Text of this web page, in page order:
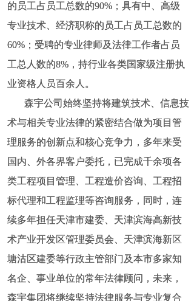
的员工占员工总数的90%；具有中、高级
专业技术、经济职称的员工占员工总数的
60%；受聘的专业律师及法律工作者占员
工总人数的8%，持行业各类国家级注册执
业资格人员百余人。
森宇公司始终坚持将建筑技术、信息技
术与相关专业法律的紧密结合做为项目管
理服务的创新点和核心竞争力，多年来受
国内、外各界客户委托，已完成千余项各
类工程项目管理、工程造价咨询、工程招
标代理和工程监理等咨询服务，同时，连
续多年担任天津市建委、天津滨海高新技
术产业开发区管理委员会、天津滨海新区
塘沽区建委等行政主管部门及本市多家知
名企、事业单位的常年法律顾问，未来，
森宇集团将继续坚持法律服务与专业复合
的员工占员工总数的90%；具有中、高级
专业技术、经济职称的员工占员工总数的
60%；受聘的专业律师及法律工作者占员
工总人数的8%，持行业各类国家级注册执
业资格人员百余人。
森宇公司始终坚持将建筑技术、信息技
术与相关专业法律的紧密结合做为项目管
理服务的创新点和核心竞争力，多年来受
国内、外各界客户委托，已完成千余项各
类工程项目管理、工程造价咨询、工程招
标代理和工程监理等咨询服务，同时，连
续多年担任天津市建委、天津滨海高新技
术产业开发区管理委员会、天津滨海新区
塘沽区建委等行政主管部门及本市多家知
名企、事业单位的常年法律顾问，未来，
森宇集团将继续坚持法律服务与专业复合